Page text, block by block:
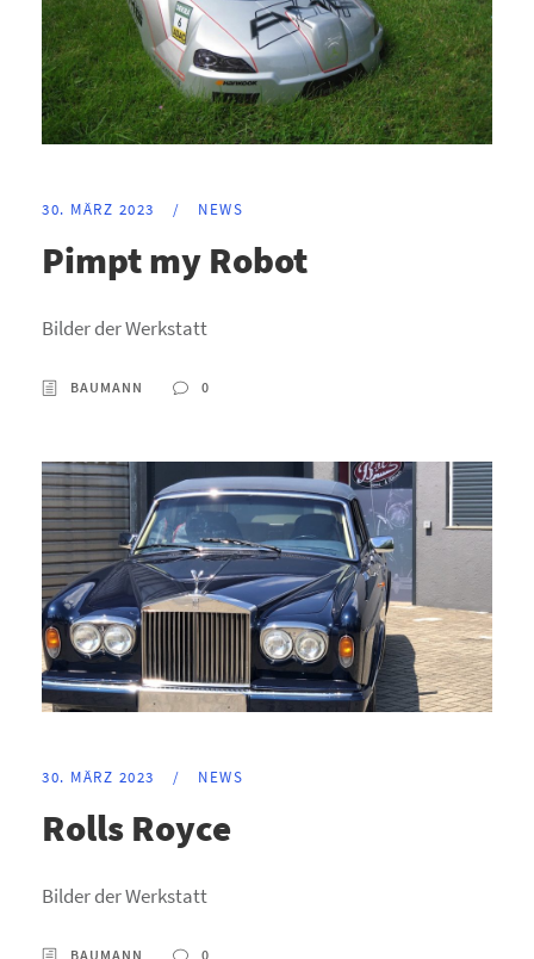
30. MÄRZ 2023 / NEWS
Pimpt my Robot
Bilder der Werkstatt
BAUMANN 0
30. MÄRZ 2023 / NEWS
Rolls Royce
Bilder der Werkstatt
BAUMANN 0